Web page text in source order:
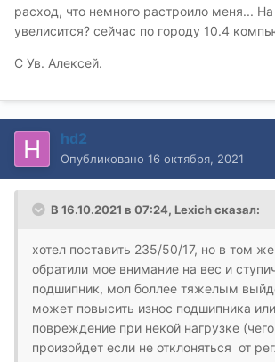
расход, что немного растроило меня...
увелисится? сейчас по городу 10.4
С Ув. Алексей.
hd2
Опубликовано 16 октября, 2021
В 16.10.2021 в 07:24, Lexichсказал:
хотел поставить 235/50/17, но в том
обратили мое внимание на вес и
подшипник, мол боллее тяжелым
может повысить износ подшипника
повреждение при некой нагрузке
произойдет если не отклоняться от